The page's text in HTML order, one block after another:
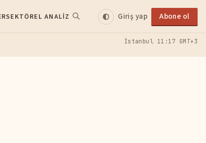
SEKTÖREL ANALIZ Giriş yap Abone ol
İstanbul 11:17 GMT+3